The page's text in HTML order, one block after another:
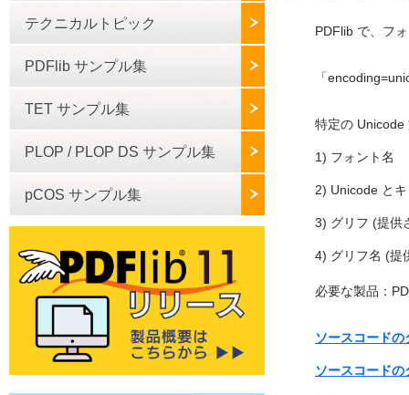
テクニカルトピック
PDFlib サンプル集
TET サンプル集
PLOP / PLOP DS サンプル集
pCOS サンプル集
PDFlib で、フ
「
特定の Unicode
1) フォント名
2) Unicode と
3) グリフ (提供
4) グリフ名 (提
必要な製品：
ソースコード
ソースコード